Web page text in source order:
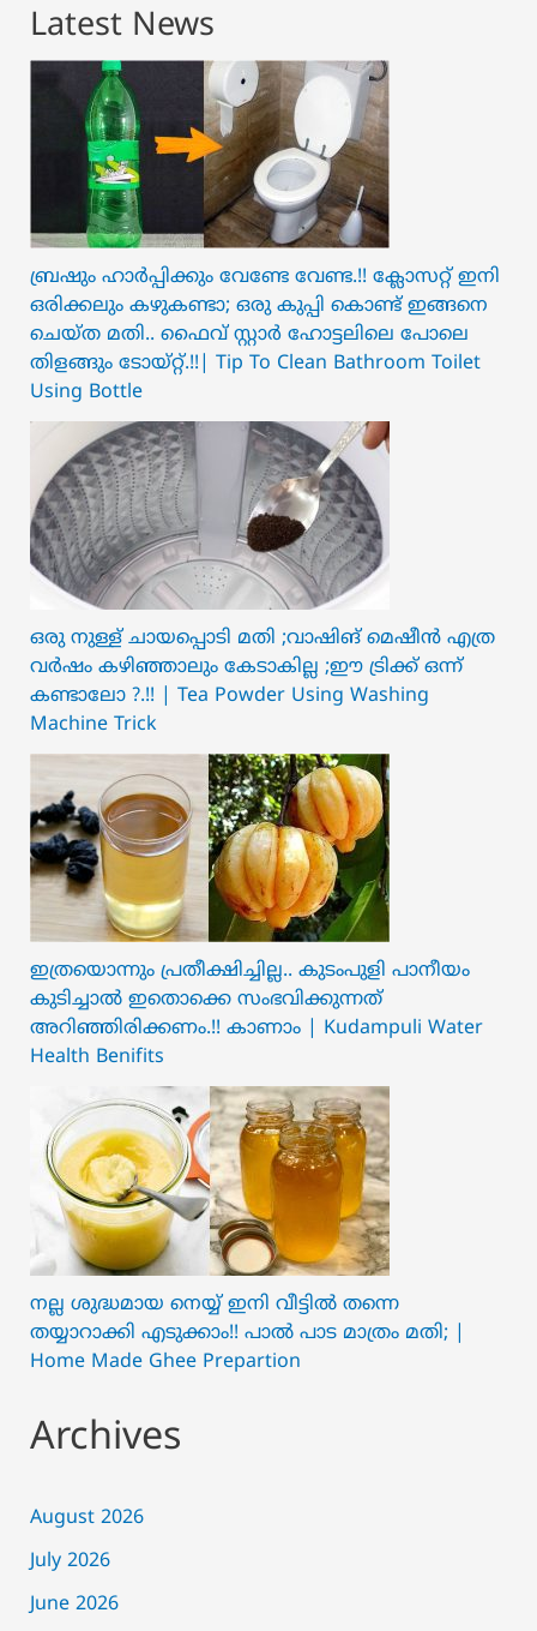
Latest News
ബ്രഷും ഹാർപ്പിക്കും വേണ്ടേ വേണ്ട.!! ക്ലോസറ്റ് ഇനി
ഒരിക്കലും കഴുകണ്ടാ; ഒരു കുപ്പി കൊണ്ട് ഇങ്ങനെ
ചെയ്ത മതി.. ഫൈവ് സ്റ്റാർ ഹോട്ടലിലെ പോലെ
തിളങ്ങും ടോയ്റ്റ്.!!| Tip To Clean Bathroom Toilet
Using Bottle
ഒരു നുള്ള് ചായപ്പൊടി മതി ;വാഷിങ് മെഷീൻ എത്ര
വർഷം കഴിഞ്ഞാലും കേടാകില്ല ;ഈ ട്രിക്ക് ഒന്ന്
കണ്ടാലോ ?.!! | Tea Powder Using Washing
Machine Trick
ഇത്രയൊന്നും പ്രതീക്ഷിച്ചില്ല.. ക‍ു‌ടംപുളി പാനീയം
കുടിച്ചാൽ ഇതൊക്കെ സംഭവിക്കുന്നത്
അറിഞ്ഞിരിക്കണം.!! കാണാം | Kudampuli Water
Health Benifits
നല്ല ശുദ്ധമായ നെയ്യ് ഇനി വീട്ടിൽ തന്നെ
തയ്യാറാക്കി എടുക്കാം!! പാൽ പാട മാത്രം മതി; |
Home Made Ghee Prepartion
Archives
August 2026
July 2026
June 2026